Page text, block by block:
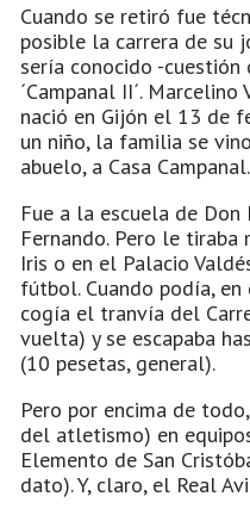
Cuando se retiró fue
posible la carrera de su
sería conocido -
´Campanal II´.
nació en Gijón el 13 de
un niño, la familia se
abuelo, a Casa Campanal.
Fue a la escuela de
Fernando. Pero le
Iris o en el Palacio
fútbol. Cuando podía,
cogía el tranvía del
vuelta) y se escapaba
(10 pesetas, general).
Pero por encima de
del atletismo) en
Elemento de San
dato). Y, claro, el Real